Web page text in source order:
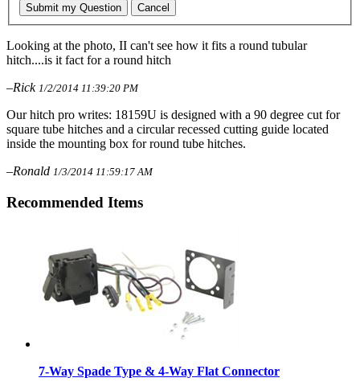
Submit my Question Cancel
Looking at the photo, II can't see how it fits a round tubular
hitch....is it fact for a round hitch
–Rick 1/2/2014 11:39:20 PM
Our hitch pro writes: 18159U is designed with a 90 degree cut for
square tube hitches and a circular recessed cutting guide located
inside the mounting box for round tube hitches.
–Ronald 1/3/2014 11:59:17 AM
Recommended Items
7-Way Spade Type & 4-Way Flat Connector